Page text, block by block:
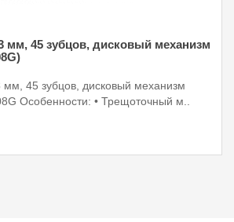
мм, 45 зубцов, дисковый механизм
45 зубцов, дисковый механизм
Особенности: • Трещоточный м..